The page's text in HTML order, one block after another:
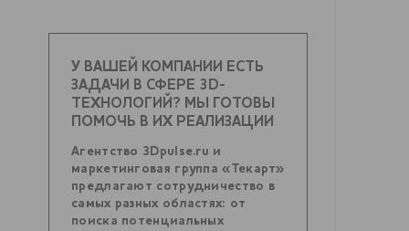
У ВАШЕЙ КОМПАНИИ ЕСТЬ
ЗАДАЧИ В СФЕРЕ 3D-
ТЕХНОЛОГИЙ? МЫ ГОТОВЫ
ПОМОЧЬ В ИХ РЕАЛИЗАЦИИ
Агентство 3Dpulse.ru и
маркетинговая группа «Текарт»
предлагают сотрудничество в
самых разных областях: от
поиска потенциальных